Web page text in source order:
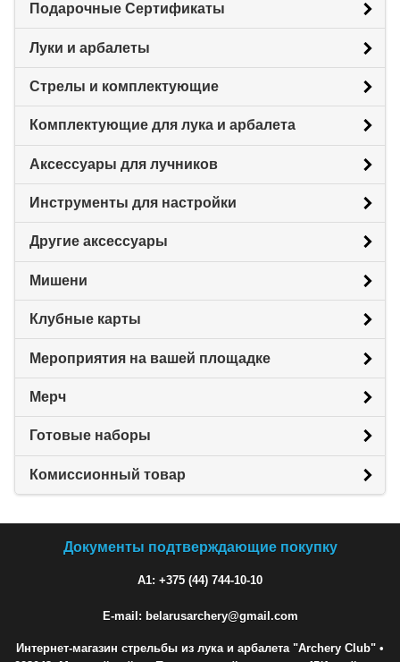
Подарочные Сертификаты
Луки и арбалеты
Стрелы и комплектующие
Комплектующие для лука и арбалета
Аксессуары для лучников
Инструменты для настройки
Другие аксессуары
Мишени
Клубные карты
Мероприятия на вашей площадке
Мерч
Готовые наборы
Комиссионный товар
Документы подтверждающие покупку
A1: +375 (44) 744-10-10
E-mail: belarusarchery@gmail.com
Интернет-магазин стрельбы из лука и арбалета "Archery Club" •